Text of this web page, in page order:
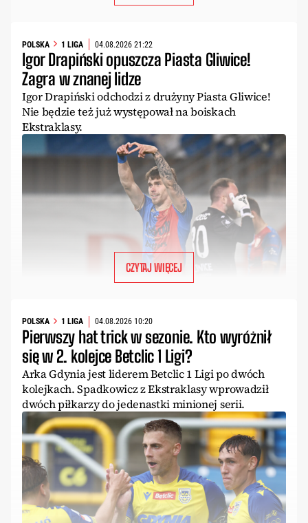
POLSKA 1 LIGA 04.08.2026 21:22
Igor Drapiński opuszcza Piasta Gliwice!
Zagra w znanej lidze
Igor Drapiński odchodzi z drużyny Piasta Gliwice!
Nie będzie też już występował na boiskach
Ekstraklasy.
CZYTAJ WIĘCEJ
POLSKA 1 LIGA 04.08.2026 10:20
Pierwszy hat trick w sezonie. Kto wyróżnił
się w 2. kolejce Betclic 1 Ligi?
Arka Gdynia jest liderem Betclic 1 Ligi po dwóch
kolejkach. Spadkowicz z Ekstraklasy wprowadził
dwóch piłkarzy do jedenastki minionej serii.